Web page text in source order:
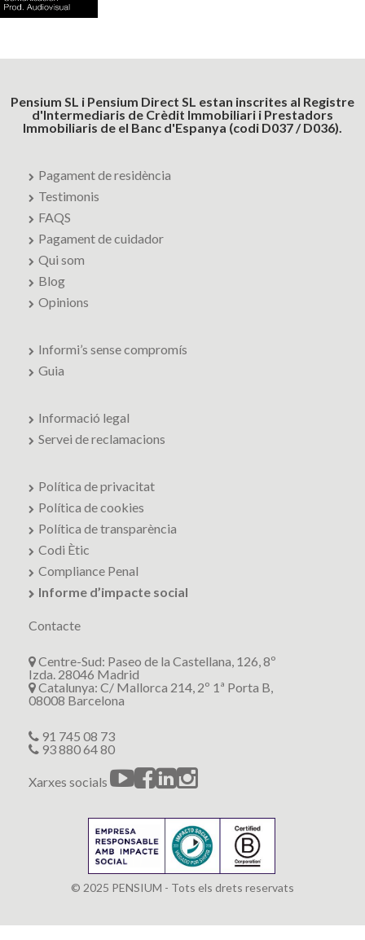
Pensium SL i Pensium Direct SL estan inscrites al Registre
d'Intermediaris de Crèdit Immobiliari i Prestadors
Immobiliaris de el Banc d'Espanya (codi D037 / D036).
Pagament de residència
Testimonis
FAQS
Pagament de cuidador
Qui som
Blog
Opinions
Informi’s sense compromís
Guia
Informació legal
Servei de reclamacions
Política de privacitat
Política de cookies
Política de transparència
Codi Ètic
Compliance Penal
Informe d’impacte social
Contacte
Centre-Sud: Paseo de la Castellana, 126, 8º
Izda. 28046 Madrid
Catalunya: C/ Mallorca 214, 2º 1ª Porta B,
08008 Barcelona
91 745 08 73
93 880 64 80
Xarxes socials
© 2025 PENSIUM - Tots els drets reservats